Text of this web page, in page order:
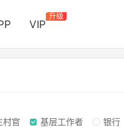
VIP
升级
村官 基层工作者 银行